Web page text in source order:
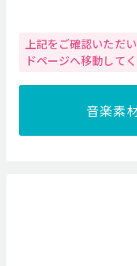
上記をご確認いただ
ドページへ移動してく
音楽素